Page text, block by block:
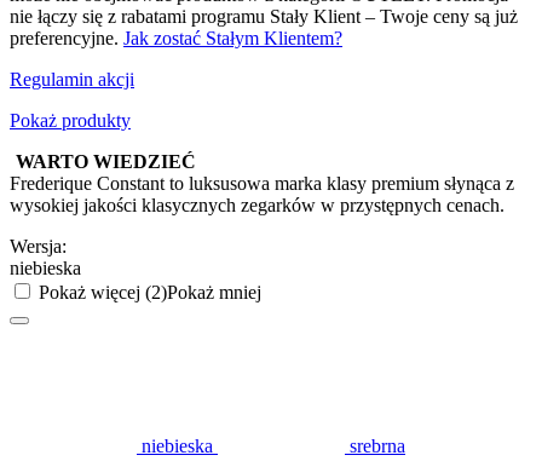
nie łączy się z rabatami programu Stały Klient – Twoje ceny są już
preferencyjne. Jak zostać Stałym Klientem?
Regulamin akcji
Pokaż produkty
WARTO WIEDZIEĆ
Frederique Constant to luksusowa marka klasy premium słynąca z
wysokiej jakości klasycznych zegarków w przystępnych cenach.
Wersja:
niebieska
Pokaż więcej (2)Pokaż mniej
niebieska srebrna